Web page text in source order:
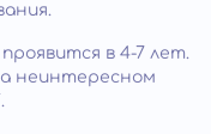
в 4-7 лет.
неинтересном